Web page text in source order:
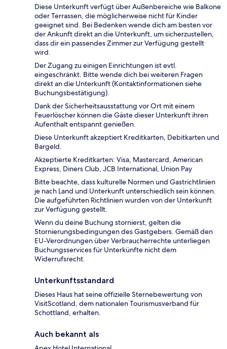
Diese Unterkunft verfügt über Außenbereiche wie Balkone
oder Terrassen, die möglicherweise nicht für Kinder
geeignet sind. Bei Bedenken wende dich am besten vor
der Ankunft direkt an die Unterkunft, um sicherzustellen,
dass dir ein passendes Zimmer zur Verfügung gestellt
wird.
Der Zugang zu einigen Einrichtungen ist evtl.
eingeschränkt. Bitte wende dich bei weiteren Fragen
direkt an die Unterkunft (Kontaktinformationen siehe
Buchungsbestätigung).
Dank der Sicherheitsausstattung vor Ort mit einem
Feuerlöscher können die Gäste dieser Unterkunft ihren
Aufenthalt entspannt genießen.
Diese Unterkunft akzeptiert Kreditkarten, Debitkarten und
Bargeld.
Akzeptierte Kreditkarten: Visa, Mastercard, American
Express, Diners Club, JCB International, Union Pay
Bitte beachte, dass kulturelle Normen und Gastrichtlinien
je nach Land und Unterkunft unterschiedlich sein können.
Die aufgeführten Richtlinien wurden von der Unterkunft
zur Verfügung gestellt.
Wenn du deine Buchung stornierst, gelten die
Stornierungsbedingungen des Gastgebers. Gemäß den
EU-Verordnungen über Verbraucherrechte unterliegen
Buchungsservices für Unterkünfte nicht dem
Widerrufsrecht.
Unterkunftsstandard
Dieses Haus hat seine offizielle Sternebewertung von
VisitScotland, dem nationalen Tourismusverband für
Schottland, erhalten.
Auch bekannt als